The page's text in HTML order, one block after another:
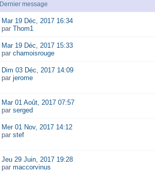
Dernier message
Mar 19 Déc, 2017 16:34
par Thom1
Mar 19 Déc, 2017 15:33
par chamoisrouge
Dim 03 Déc, 2017 14:09
par jerome
Mar 01 Août, 2017 07:57
par serged
Mer 01 Nov, 2017 14:12
par stef
Jeu 29 Juin, 2017 19:28
par maccorvinus